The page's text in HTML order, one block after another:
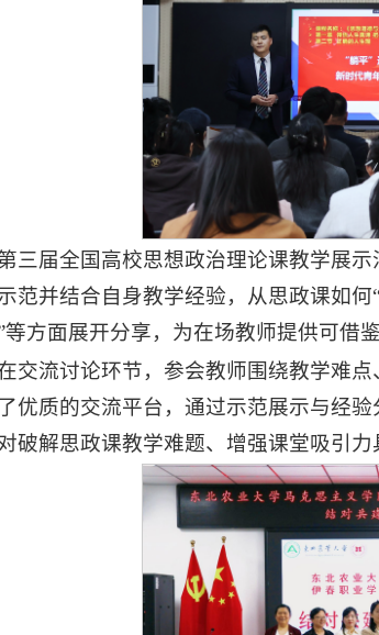
三届全国高校思想政治理论课教学展
范并结合自身教学经验，从思政课如
等方面展开分享，为在场教师提供可借
交流讨论环节，参会教师围绕教学难
优质的交流平台，通过示范展示与经
破解思政课教学难题、增强课堂吸引力